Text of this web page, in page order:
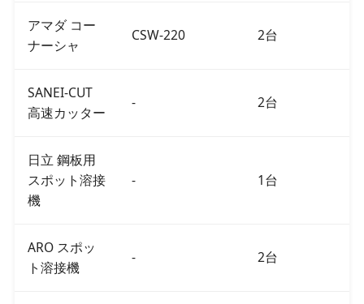
アマダ コー
ナーシャ
CSW-220 2台
SANEI-CUT
高速カッター
- 2台
日立 鋼板用
スポット溶接
機
- 1台
ARO スポッ
ト溶接機
- 2台